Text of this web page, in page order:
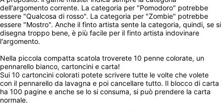
dell'argomento corrente. La categoria per "Pomodoro" potrebbe
essere "Qualcosa di rosso". La categoria per "Zombie" potrebbe
essere "Mostro". Anche il finto artista sente la categoria, quindi, se si
disegna troppo bene, è più facile per il finto artista indovinare
l'argomento.
Nella piccola compatta scatola troverete 10 penne colorate, un
pennarello bianco, cartoncini e carta!
Sui 10 cartoncini colorati potete scrivere tutte le volte che volete
con il pennarello da lavagna e poi cancellare tutto. Il blocco di carta
ha 100 pagine e anche se lo si consuma, si può prendere la carta
normale.